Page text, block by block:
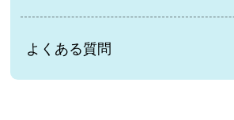
よくある質問